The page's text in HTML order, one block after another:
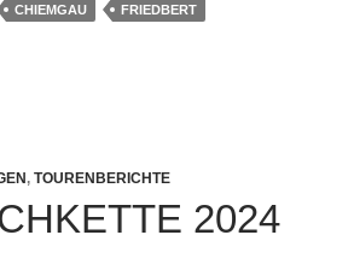
CHIEMGAU
FRIEDBERT
, TOURENBERICHTE
2024